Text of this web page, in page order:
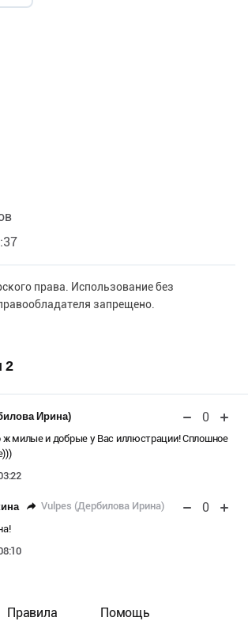
права. Использование без
запрещено.
2
Ирина) 0
ж милые и добрые у Вас иллюстрации! Сплошное
Vulpes (Дербилова Ирина) 0
Правила Помощь